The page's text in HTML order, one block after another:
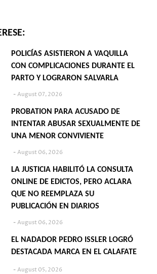
POLICÍAS ASISTIERON A VAQUILLA
CON COMPLICACIONES DURANTE EL
PARTO Y LOGRARON SALVARLA
August 07, 2026
PROBATION PARA ACUSADO DE
INTENTAR ABUSAR SEXUALMENTE DE
UNA MENOR CONVIVIENTE
August 06, 2026
LA JUSTICIA HABILITÓ LA CONSULTA
ONLINE DE EDICTOS, PERO ACLARA
QUE NO REEMPLAZA SU
PUBLICACIÓN EN DIARIOS
August 06, 2026
EL NADADOR PEDRO ISSLER LOGRÓ
DESTACADA MARCA EN EL CALAFATE
August 05, 2026